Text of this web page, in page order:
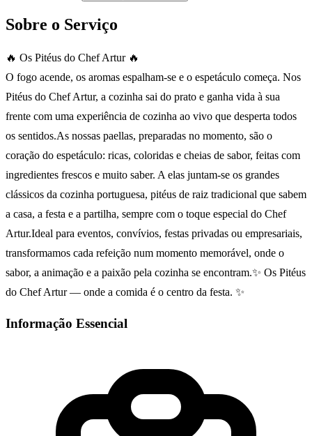
Sobre o Serviço
🔥 Os Pitéus do Chef Artur 🔥
O fogo acende, os aromas espalham-se e o espetáculo começa. Nos
Pitéus do Chef Artur, a cozinha sai do prato e ganha vida à sua
frente com uma experiência de cozinha ao vivo que desperta todos
os sentidos.As nossas paellas, preparadas no momento, são o
coração do espetáculo: ricas, coloridas e cheias de sabor, feitas com
ingredientes frescos e muito saber. A elas juntam-se os grandes
clássicos da cozinha portuguesa, pitéus de raiz tradicional que sabem
a casa, a festa e a partilha, sempre com o toque especial do Chef
Artur.Ideal para eventos, convívios, festas privadas ou empresariais,
transformamos cada refeição num momento memorável, onde o
sabor, a animação e a paixão pela cozinha se encontram.✨ Os Pitéus
do Chef Artur — onde a comida é o centro da festa. ✨
Informação Essencial